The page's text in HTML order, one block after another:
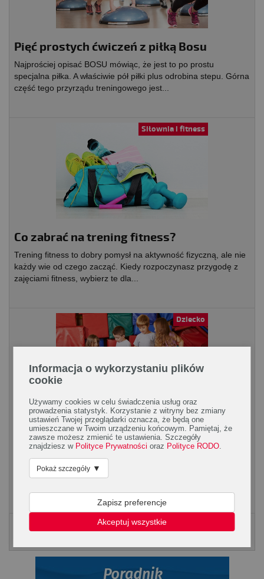
Pięć prostych ćwiczeń z piłką Bosu
Najprościej opisać BOSU mówiąc, że jest to po prostu
specjalna piłka. A właściwie pół piłki plus odrobina stepu. Górna
część tego przyrządu treningowego jest...
Siłownia i fitness
Co zabrać na trening fitness?
Trening fitness to dobry pomysł na aktywność fizyczną, ale nie
każdy wie od czego zacząć. Kiedy rozpoczynasz przygodę z
zajęciami fitness, wybierz te dla...
Dziecko
Jak mądrze wybrać zajęcia pozaszkolne
dla dziecka?
Jeszcze kilka lat temu większość dzieci spędzała swój czas
wolny na podwórku lub przed ekranem komputera. Czasy się
Poradnik Silmed
Informacja o wykorzystaniu plików
cookie
Używamy cookies w celu świadczenia usług oraz
prowadzenia statystyk. Korzystanie z witryny bez zmiany
ustawień Twojej przeglądarki oznacza, że będą one
umieszczane w Twoim urządzeniu końcowym. Pamiętaj, że
zawsze możesz zmienić te ustawienia. Szczegóły
znajdziesz w Polityce Prywatności oraz Polityce RODO
Pokaż szczegóły ▼
Zapisz preferencje
Akceptuj wszystkie